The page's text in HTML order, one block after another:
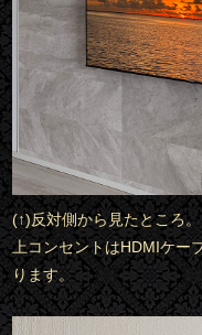
(↑)反対側から見たところ
上コンセントはHDMIケー
ります。